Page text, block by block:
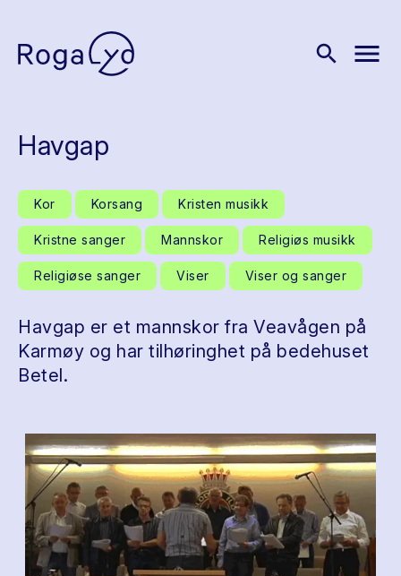
search menu
Havgap
Kor Korsang Kristen musikk
Kristne sanger Mannskor Religiøs musikk
Religiøse sanger Viser Viser og sanger
Havgap er et mannskor fra Veavågen på
Karmøy og har tilhøringhet på bedehuset
Betel.